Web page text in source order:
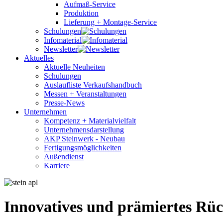
Aufmaß-Service
Produktion
Lieferung + Montage-Service
Schulungen
Infomaterial
Newsletter
Aktuelles
Aktuelle Neuheiten
Schulungen
Auslaufliste Verkaufshandbuch
Messen + Veranstaltungen
Presse-News
Unternehmen
Kompetenz + Materialvielfalt
Unternehmensdarstellung
AKP Steinwerk - Neubau
Fertigungsmöglichkeiten
Außendienst
Karriere
Innovatives und prämiertes